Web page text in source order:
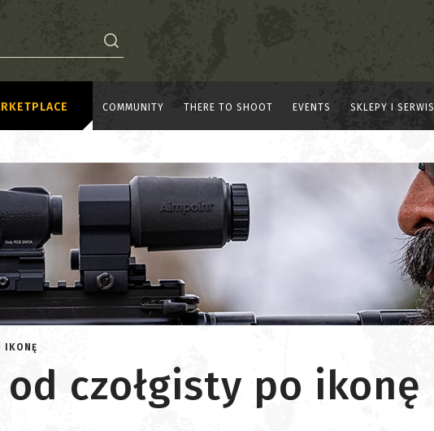
COMMUNITY THERE TO SHOOT EVENTS SKLEPY I SERWIS
IKONĘ
od czołgisty po ikonę